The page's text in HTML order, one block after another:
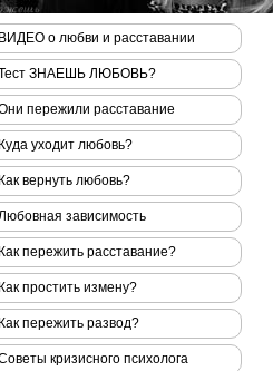
ВИДЕО о любви и расставании
ЗНАЕШЬ ЛЮБОВЬ?
пережили расставание
Куда уходит любовь?
Как вернуть любовь?
зависимость
Как пережить расставание?
Как простить измену?
Как пережить развод?
кризисного психолога